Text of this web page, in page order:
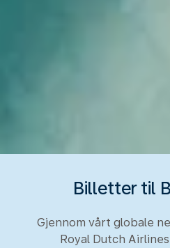
Billetter til
Gjennom vårt globale
Royal Dutch